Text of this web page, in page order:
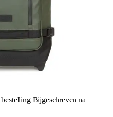
Bijgeschreven na